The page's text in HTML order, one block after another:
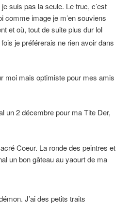
suis pas la seule. Le truc, c’est
comme image je m’en souviens
et où, tout de suite plus dur lol
je préférerais ne rien avoir dans
moi mais optimiste pour mes amis
un 2 décembre pour ma Tite Der,
Coeur. La ronde des peintres et
un bon gâteau au yaourt de ma
J’ai des petits traits